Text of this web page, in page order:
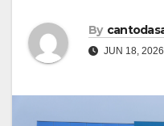
By
JUN 18, 2026